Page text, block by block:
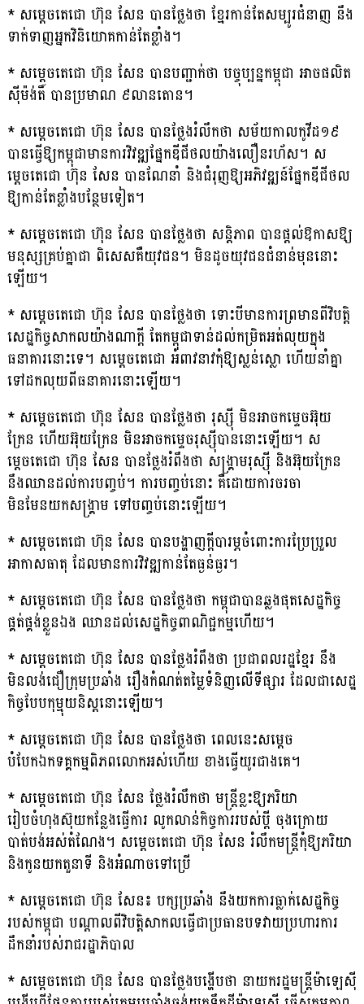
* សម្តេចតេជោ ហ៊ុន សែន បានថ្លែងថា ខ្មែរកាន់តែសម្បូរជំនាញ នឹង
ទាក់ទាញអ្នកវិនិយោគកាន់តែខ្លាំង។
* សម្តេចតេជោ ហ៊ុន សែន បានបញ្ជាក់ថា បច្ចុប្បន្នកម្ពុជា អាចផលិត
ស៊ីម៉ង់តិ៍ បានប្រមាណ ៩លានតោន។
* សម្តេចតេជោ ហ៊ុន សែន បានថ្លែងរំលឹកថា សម័យកាលកូវីដ១៩
បានធ្វើឱ្យកម្ពុជាមានការវិវឌ្ឍផ្នែកឌីជីថលយ៉ាងលឿនរហ័ស។ ស
ម្តេចតេជោ ហ៊ុន សែន បានណែនាំ និងជំរុញឱ្យអភិវឌ្ឍន៍ផ្នែកឌីជីថល
ឱ្យកាន់តែខ្លាំងបន្ថែមទៀត។
* សម្តេចតេជោ ហ៊ុន សែន បានថ្លែងថា សន្តិភាព បានផ្តល់ឱកាសឱ្យ
មនុស្សគ្រប់គ្នាជា ពិសេសគឺយុវជន។ មិនដូចយុវជនជំនាន់មុននោះ
ឡើយ។
* សម្តេចតេជោ ហ៊ុន សែន បានថ្លែងថា ទោះបីមានការព្រមានពីវិបត្តិ
សេដ្ឋកិច្ចសាកលយ៉ាងណាក្តី តែកម្ពុជាទាន់ដល់កម្រិតអត់លុយក្នុង
ធនាគារនោះទេ។ សម្តេចតេជោ អំពាវនាវកុំឱ្យស្លន់ស្លោ ហើយនាំគ្នា
ទៅដកលុយពីធនាគារនោះឡើយ។
* សម្តេចតេជោ ហ៊ុន សែន បានថ្លែងថា រុស្ស៉ី មិនអាចកម្ទេចអ៊ុយ
ក្រែន ហើយអ៊ុយក្រែន មិនអាចកម្ទេចរុស្ស៉ីបាននោះឡើយ។ ស
ម្តេចតេជោ ហ៊ុន សែន បានថ្លែងរំពឹងថា សង្គ្រាមរុស្ស៉ី និងអ៊ុយក្រែន
នឹងឈានដល់ការបញ្ចប់។ ការបញ្ចប់នោះ គឺដោយការចរចា
មិនមែនយកសង្គ្រាម ទៅបញ្ចប់នោះឡើយ។
* សម្តេចតេជោ ហ៊ុន សែន បានបង្ហាញក្តីបារម្ភចំពោះការប្រែប្រួល
អាកាសធាតុ ដែលមានការវិវឌ្ឍកាន់តែធ្ងន់ធ្ងរ។
* សម្តេចតេជោ ហ៊ុន សែន បានថ្លែងថា កម្ពុជាបានឆ្លងផុតសេដ្ឋកិច្ច
ផ្គត់ផ្គង់ខ្លួនឯង ឈានដល់សេដ្ឋកិច្ចពាណិជ្ជកម្មហើយ។
* សម្តេចតេជោ ហ៊ុន សែន បានថ្លែងរំពឹងថា ប្រជាពលរដ្ឋខ្មែរ នឹង
មិនលង់ជឿក្រុមប្រឆាំង រឿងកំណត់តម្លៃទំនិញលើទីផ្សារ ដែលជាសេដ្ឋ
កិច្ចបែបកុម្មុយនិស្តនោះឡើយ។
* សម្តេចតេជោ ហ៊ុន សែន បានថ្លែងថា ពេលនេះសម្តេច
បំបែកឯកទគ្គកម្មពិភពលោកអស់ហើយ ខាងធ្វើយូរជាងគេ។
* សម្តេចតេជោ ហ៊ុន សែន ថ្លែងរំលឹកថា មន្ត្រីខ្លះឱ្យភរិយា
រៀបចំហុងស៊ុយកន្លែងធ្វើការ លូកលាន់កិច្ចការរបស់ប្តី ចុងក្រោយ
បាត់បង់អស់តំណែង។ សម្តេចតេជោ ហ៊ុន សែន រំលឹកមន្ត្រីកុំឱ្យភរិយា
និងកូនយកតួនាទី និងអំណាចទៅប្រើ
* សម្តេចតេជោ ហ៊ុន សែន៖ បក្សប្រឆាំង នឹងយកការធ្លាក់សេដ្ឋកិច្ច
របស់កម្ពុជា បណ្តាលពីវិបត្តិសាកលធ្វើជាប្រធានបទវាយប្រហារការ
ដឹកនាំរបស់រាជរដ្ឋាភិបាល
* សម្តេចតេជោ ហ៊ុន សែន បានថ្លែងបង្ហើបថា នាយករដ្ឋមន្ត្រីម៉ាឡេស៊ី